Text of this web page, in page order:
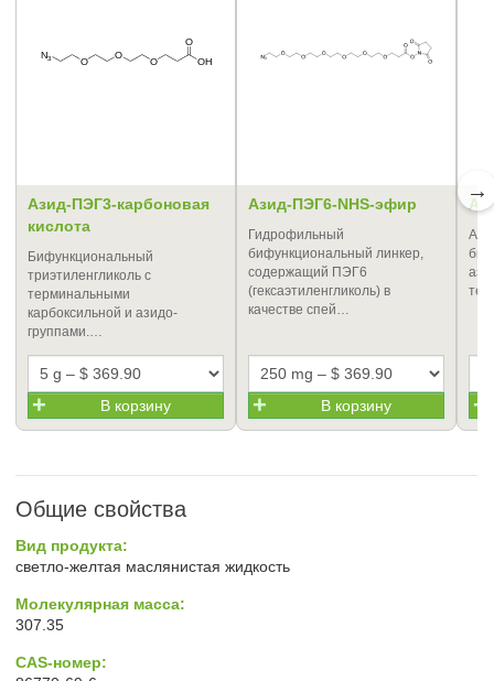
Азид-ПЭГ3-карбоновая
кислота
Бифункциональный
триэтиленгликоль с
терминальными
карбоксильной и азидо-
группами.…
В корзину
Азид-ПЭГ6-NHS-эфир
Гидрофильный
бифункциональный линкер,
содержащий ПЭГ6
(гексаэтиленгликоль) в
качестве спей…
В корзину
→
Общие свойства
Вид продукта:
светло-желтая маслянистая жидкость
Молекулярная масса:
307.35
CAS-номер: